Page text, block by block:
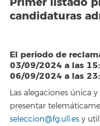
candidaturas
El periodo de
03/09/2024 a las
06/09/2024 a las
Las alegaciones única
presentar
seleccion@fg.ull.es y